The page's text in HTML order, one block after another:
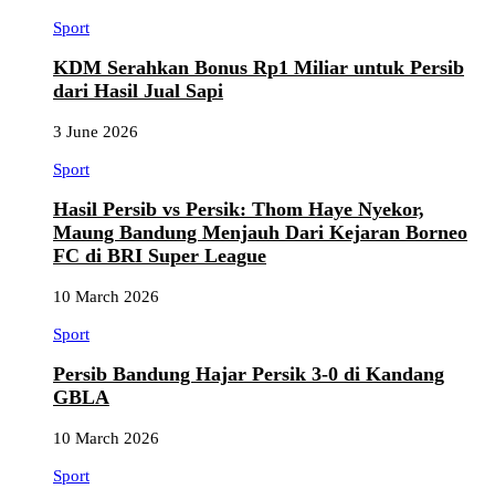
Sport
KDM Serahkan Bonus Rp1 Miliar untuk Persib
dari Hasil Jual Sapi
3 June 2026
Sport
Hasil Persib vs Persik: Thom Haye Nyekor,
Maung Bandung Menjauh Dari Kejaran Borneo
FC di BRI Super League
10 March 2026
Sport
Persib Bandung Hajar Persik 3-0 di Kandang
GBLA
10 March 2026
Sport